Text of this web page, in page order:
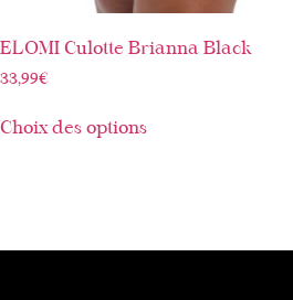
ELOMI Culotte Brianna Black
33,99€
Choix des options